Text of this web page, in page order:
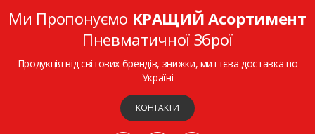
Ми Пропонуємо КРАЩИЙ Асортимент
Пневматичної Зброї
Продукція від світових брендів, знижки, миттєва доставка по
Україні
КОНТАКТИ